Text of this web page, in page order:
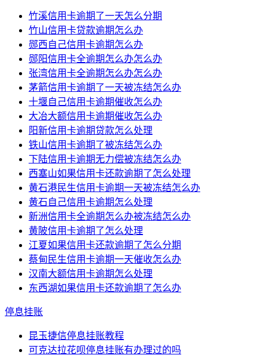
竹溪信用卡逾期了一天怎么分期
竹山信用卡贷款逾期怎么办
郧西自己信用卡逾期怎么办
郧阳信用卡全逾期怎么办怎么办
张湾信用卡全逾期怎么办怎么办
茅箭信用卡逾期了一天被冻结怎么办
十堰自己信用卡逾期催收怎么办
大冶大额信用卡逾期催收怎么办
阳新信用卡逾期贷款怎么处理
铁山信用卡逾期了被冻结怎么办
下陆信用卡逾期无力偿被冻结怎么办
西塞山如果信用卡还款逾期了怎么处理
黄石港民生信用卡逾期一天被冻结怎么办
黄石自己信用卡逾期怎么处理
新洲信用卡全逾期怎么办被冻结怎么办
黄陂信用卡逾期了怎么处理
江夏如果信用卡还款逾期了怎么分期
蔡甸民生信用卡逾期一天催收怎么办
汉南大额信用卡逾期怎么处理
东西湖如果信用卡还款逾期了怎么办
停息挂账
昆玉捷信停息挂账教程
可克达拉花呗停息挂账有办理过的吗